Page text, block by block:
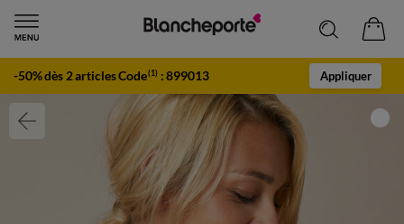
-50% dès 2 articles Code(1) :899013 Appliquer